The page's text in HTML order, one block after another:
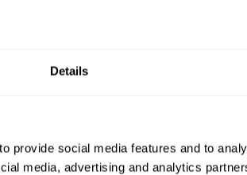
Details
provide social media features and to
media, advertising and analytics